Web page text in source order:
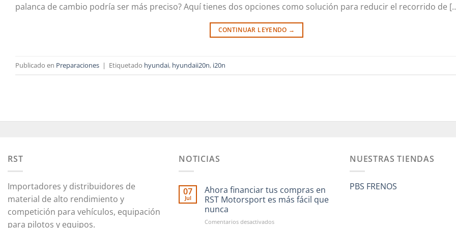
palanca de cambio podría ser más preciso? Aquí tienes dos opciones como solución para reducir el recorrido de
CONTINUAR LEYENDO →
Publicado en Preparaciones | Etiquetado hyundai, hyundaii20n, i20n
RST
Importadores y distribuidores de
material de alto rendimiento y
competición para vehículos, equipación
para pilotos y equipos.
NOTICIAS
07
Jul
Ahora financiar tus compras en
RST Motorsport es más fácil que
nunca
Comentarios desactivadosen
NUESTRAS TIENDAS
PBS FRENOS